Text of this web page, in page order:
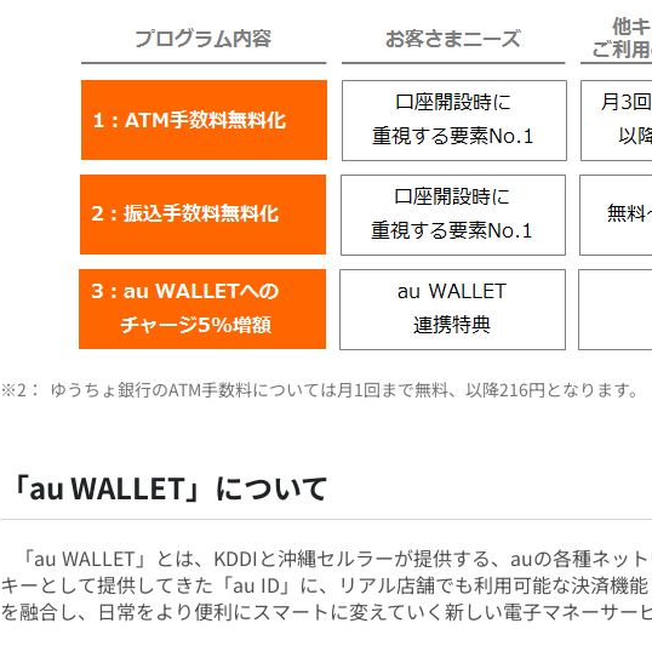
※2： ゆうちょ銀行のATM手数料については月1回まで無料、以降216円となります。
「au WALLET」について
「au WALLET」とは、KDDIと沖縄セルラーが提供する、auの各種ネッ
キーとして提供してきた「au ID」に、リアル店舗でも利用可能な決済機
を融合し、日常をより便利にスマートに変えていく新しい電子マネーサービ